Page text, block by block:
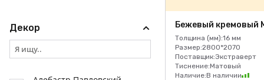
Декор Бежевый кремовый
Толщина (мм):16 мм
Размер:2800*2070
Поставщик:Экстраверт
Тиснение:Матовый
Наличие:В наличии